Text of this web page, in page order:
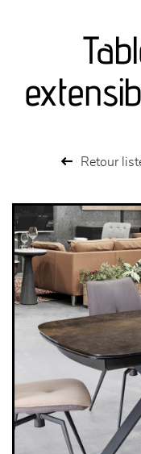
meubles de
décoration
Retour